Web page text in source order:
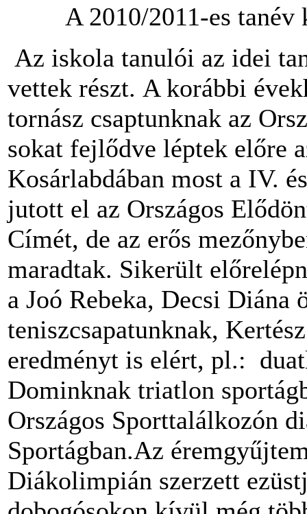
A 2010/2011-es
Az iskola tanulói az idei
vettek részt. A korábbi
tornász csaptunknak az
sokat fejlődve léptek előre
Kosárlabdában most a IV.
jutott el az Országos
Címét, de az erős
maradtak. Sikerült
a Joó Rebeka, Decsi Diána
teniszcsapatunknak,
eredményt is elért, pl.:
Dominknak triatlon
Országos Sporttalálkozón
Sportágban.Az
Diákolimpián szerzett